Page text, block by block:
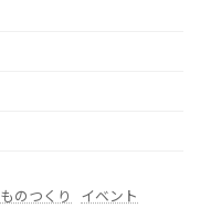
ものつくり イベント